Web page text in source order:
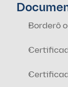
Borderô